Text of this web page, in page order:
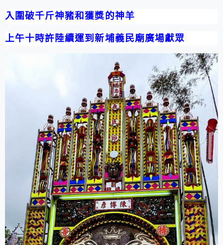
入圍破千斤神豬和獲獎的神羊
上午十時許陸續運到新埔義民廟廣場獻眾